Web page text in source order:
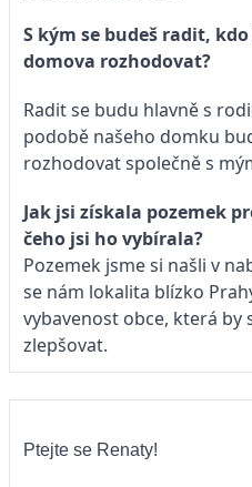
S kým se budeš radit,
domova rozhodovat?
Radit se budu hlavně s
podobě našeho domku
rozhodovat společně s
Jak jsi získala pozemek
čeho jsi ho vybírala?
Pozemek jsme si našli v
se nám lokalita blízko
vybavenost obce, která by
zlepšovat.
Ptejte se Renaty!